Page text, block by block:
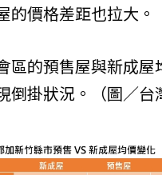
的價格差距也拉大。
的預售屋與新成屋
倒掛狀況。（圖／台